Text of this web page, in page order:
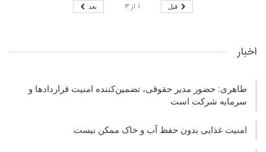
قبل ۱ از ۳ بعد
اخبار
طاهری: حضور مدیر حقوقی، تضمین‌کننده امنیت قراردادها و
سرمایه شرکت‌ است
امنیت غذایی بدون حفظ آب و خاک ممکن نیست